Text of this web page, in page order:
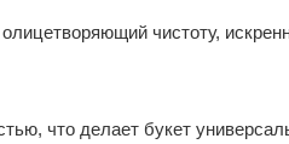
чистоту,
что делает букет